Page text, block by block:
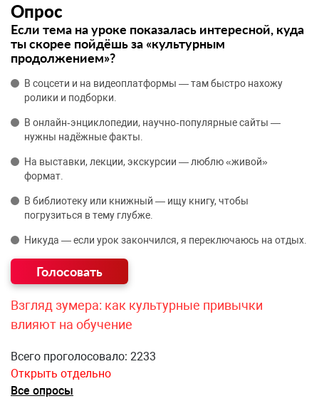
Опрос
Если тема на уроке показалась интересной, куда
ты скорее пойдёшь за «культурным
продолжением»?
В соцсети и на видеоплатформы — там быстро нахожу
ролики и подборки.
В онлайн‑энциклопедии, научно‑популярные сайты —
нужны надёжные факты.
На выставки, лекции, экскурсии — люблю «живой»
формат.
В библиотеку или книжный — ищу книгу, чтобы
погрузиться в тему глубже.
Никуда — если урок закончился, я переключаюсь на отдых.
Взгляд зумера: как культурные привычки
влияют на обучение
Всего проголосовало: 2233
Открыть отдельно
Все опросы